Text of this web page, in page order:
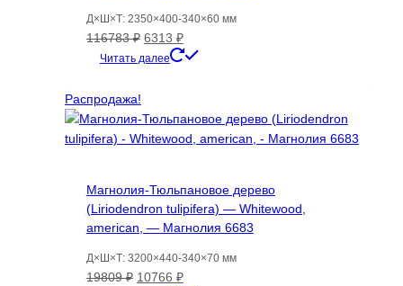
Д×Ш×Т: 2350×400-340×60 мм
116783₽ Первоначальная
цена
6313 ₽Текущая
цена:
Читать далее
Распродажа!
Магнолия-Тюльпановое дерево
(Liriodendron tulipifera) — Whitewood,
american, — Магнолия 6683
Д×Ш×Т: 3200×440-340×70 мм
19809₽ Первоначальная
10766 ₽Текущая